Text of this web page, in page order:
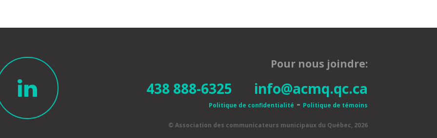
Pour nous joindre:
438 888-6325 info@acmq.qc.ca
Politique de confidentialité - Politique de témoins
© Association des communicateurs municipaux du Québec, 2026